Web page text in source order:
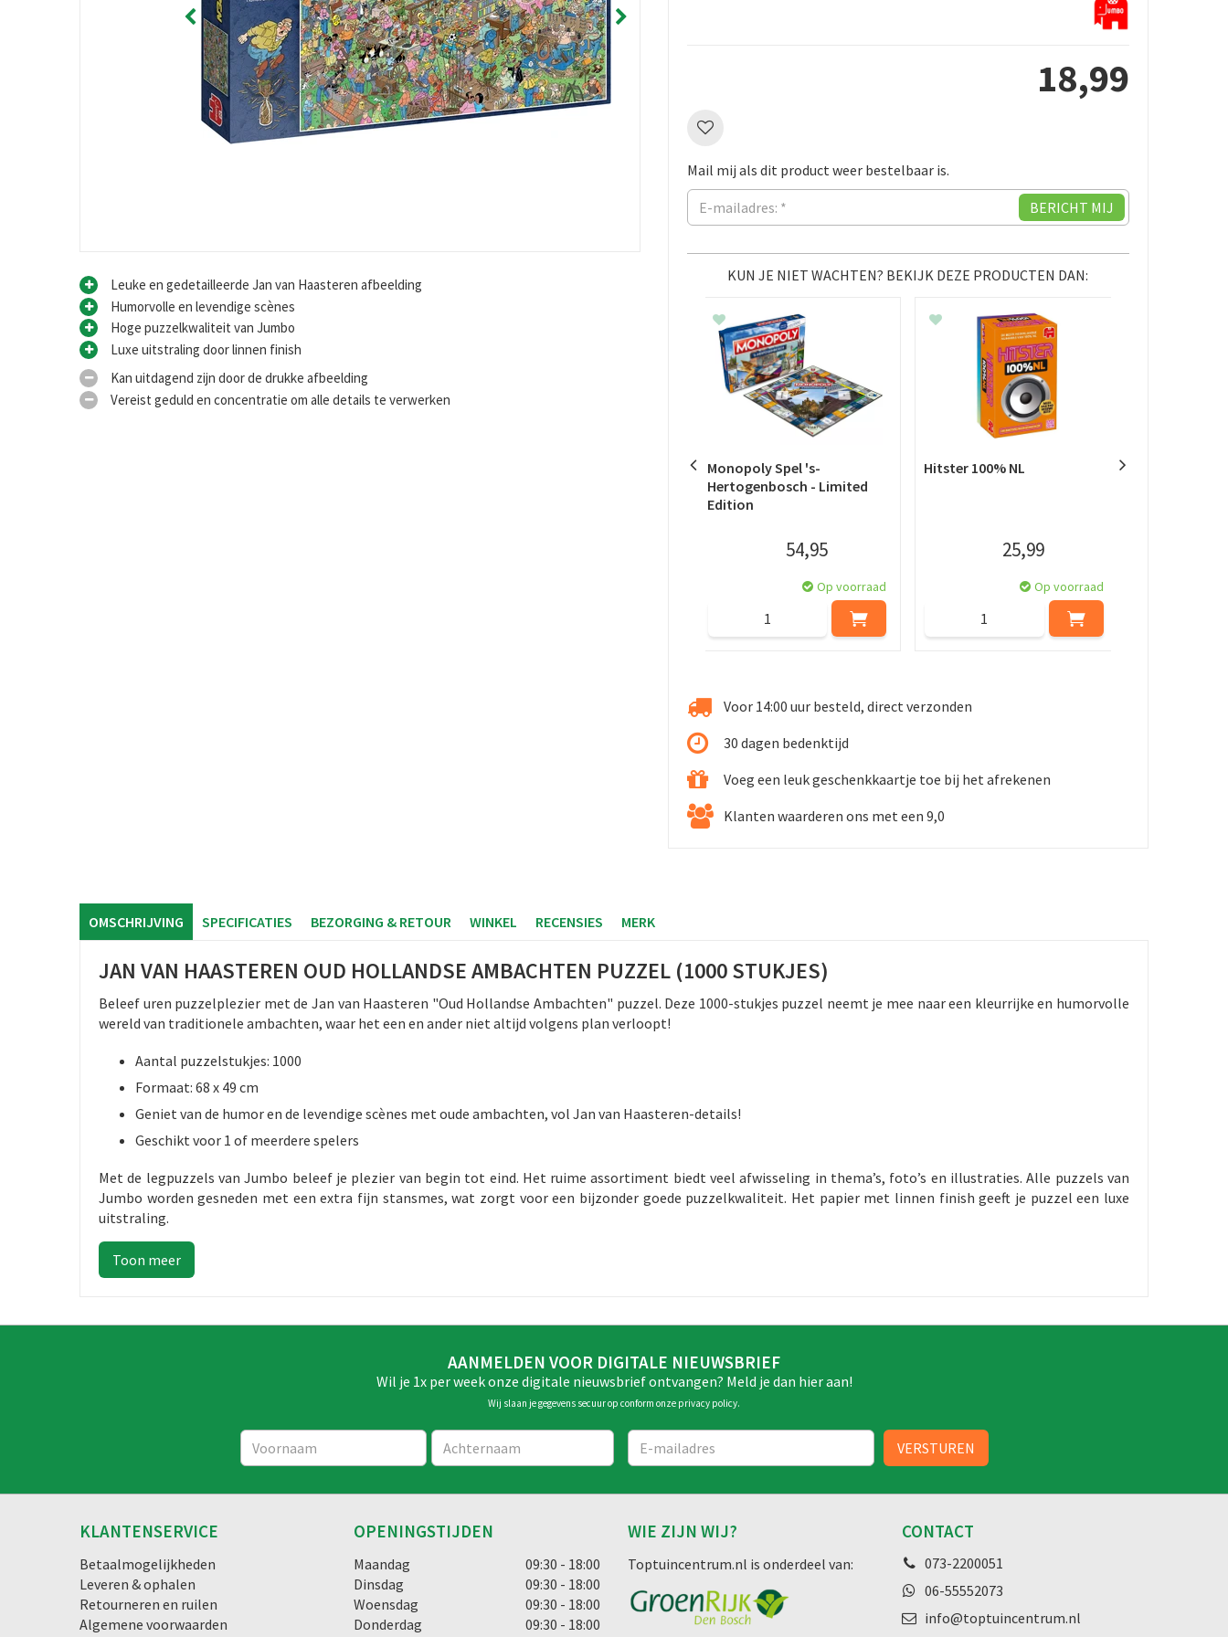
Leuke en gedetailleerde Jan van Haasteren afbeelding
Humorvolle en levendige scènes
Hoge puzzelkwaliteit van Jumbo
Luxe uitstraling door linnen finish
Kan uitdagend zijn door de drukke afbeelding
Vereist geduld en concentratie om alle details te verwerken
18,99
Mail mij als dit product weer bestelbaar is.
KUN JE NIET WACHTEN? BEKIJK DEZE PRODUCTEN DAN:
Monopoly Spel 's-
Hertogenbosch - Limited
Edition
54,95
Op voorraad
Hitster 100% NL
25,99
Op voorraad
Voor 14:00 uur besteld, direct verzonden
30 dagen bedenktijd
Voeg een leuk geschenkkaartje toe bij het afrekenen
Klanten waarderen ons met een 9,0
OMSCHRIJVING SPECIFICATIES BEZORGING & RETOUR WINKEL RECENSIES MERK
JAN VAN HAASTEREN OUD HOLLANDSE AMBACHTEN PUZZEL (1000 STUKJES)
Beleef uren puzzelplezier met de Jan van Haasteren "Oud Hollandse Ambachten" puzzel. Deze 1000-stukjes puzzel neemt je mee naar een kleurrijke en humorvolle
wereld van traditionele ambachten, waar het een en ander niet altijd volgens plan verloopt!
Aantal puzzelstukjes: 1000
Formaat: 68 x 49 cm
Geniet van de humor en de levendige scènes met oude ambachten, vol Jan van Haasteren-details!
Geschikt voor 1 of meerdere spelers
Met de legpuzzels van Jumbo beleef je plezier van begin tot eind. Het ruime assortiment biedt veel afwisseling in thema’s, foto’s en illustraties. Alle puzzels van
Jumbo worden gesneden met een extra fijn stansmes, wat zorgt voor een bijzonder goede puzzelkwaliteit. Het papier met linnen finish geeft je puzzel een luxe
uitstraling.
AANMELDEN VOOR DIGITALE NIEUWSBRIEF
Wil je 1x per week onze digitale nieuwsbrief ontvangen? Meld je dan hier aan!
Wij slaan je gegevens secuur op conform onze privacy policy.
KLANTENSERVICE
Betaalmogelijkheden
Leveren & ophalen
Retourneren en ruilen
Algemene voorwaarden
OPENINGSTIJDEN
Maandag
09:30 - 18:00
Dinsdag
09:30 - 18:00
Woensdag
09:30 - 18:00
Donderdag
09:30 - 18:00
WIE ZIJN WIJ?
Toptuincentrum.nl is onderdeel van:
CONTACT
073-2200051
06-55552073
info@toptuincentrum.nl